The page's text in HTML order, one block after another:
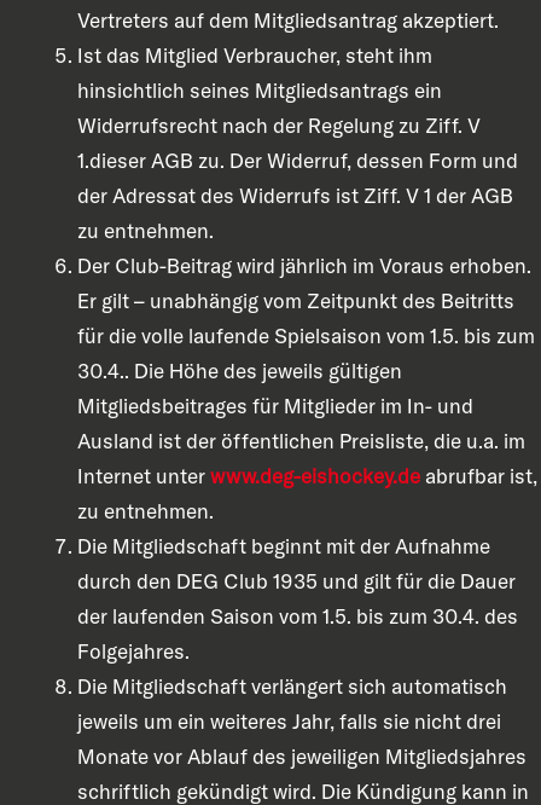
Vertreters auf dem Mitgliedsantrag akzeptiert.
Ist das Mitglied Verbraucher, steht ihm
hinsichtlich seines Mitgliedsantrags ein
Widerrufsrecht nach der Regelung zu Ziff. V
1.dieser AGB zu. Der Widerruf, dessen Form und
der Adressat des Widerrufs ist Ziff. V 1 der AGB
zu entnehmen.
Der Club-Beitrag wird jährlich im Voraus erhoben.
Er gilt – unabhängig vom Zeitpunkt des Beitritts
für die volle laufende Spielsaison vom 1.5. bis zum
30.4.. Die Höhe des jeweils gültigen
Mitgliedsbeitrages für Mitglieder im In- und
Ausland ist der öffentlichen Preisliste, die u.a. im
Internet unterwww.deg-eishockey.deabrufbar ist,
zu entnehmen.
Die Mitgliedschaft beginnt mit der Aufnahme
durch den DEG Club 1935 und gilt für die Dauer
der laufenden Saison vom 1.5. bis zum 30.4. des
Folgejahres.
Die Mitgliedschaft verlängert sich automatisch
jeweils um ein weiteres Jahr, falls sie nicht drei
Monate vor Ablauf des jeweiligen Mitgliedsjahres
schriftlich gekündigt wird. Die Kündigung kann in